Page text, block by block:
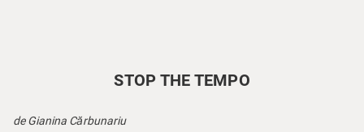
STOP THE TEMPO
de Gianina Cărbunariu